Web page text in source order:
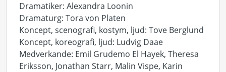
Dramatiker: Alexandra Loonin
Dramaturg: Tora von Platen
Koncept, scenografi, kostym, ljud: Tove Berglund
Koncept, koreografi, ljud: Ludvig Daae
Medverkande: Emil Grudemo El Hayek, Theresa
Eriksson, Jonathan Starr, Malin Vispe, Karin